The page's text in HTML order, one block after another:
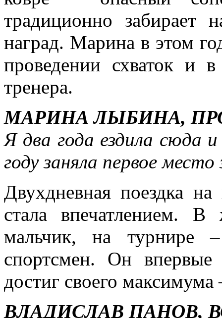
традиционно забирает
наград. Марина в этом
проведении схваток и
тренера.
МАРИНА ЛЫБИНА,
Я два года ездила сюда
году заняла первое
Двухдневная поездка
стала впечатлением.
мальчик, на турнире –
спортсмен. Он
достиг своего максимума
ВЛАДИСЛАВ ПАНОВ,